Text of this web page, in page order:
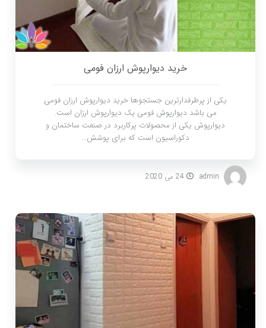
خرید دیوارپوش ارزان فومی
یکی از پرطرفدارترین جستجوها خرید دیوارپوش ارزان فومی
می باشد دیوارپوش فومی یک دیوارپوش ارزان است.
دیوارپوش یکی از محصولات پرکاربرد در صنعت ساختمان و
دکوراسیون است که برای پوشش…
admin 24 می 2020